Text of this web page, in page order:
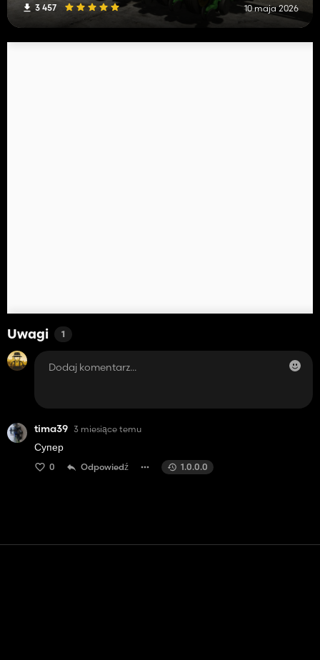
3 457 10 maja 2026
Uwagi 1
tima39 3 miesiące temu
Супер
0 Odpowiedź 1.0.0.0